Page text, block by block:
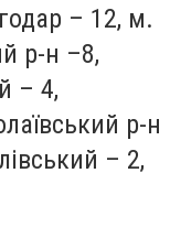
– 12, м.
р-н –8,
– 4,
р-н
– 2,